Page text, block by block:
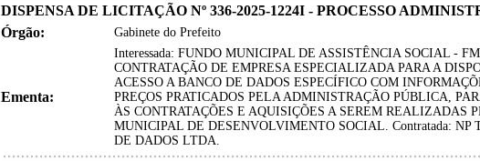
DISPENSA DE LICITAÇÃO Nº 336-2025-1224I - PROCESSO
Órgão:
Gabinete do Prefeito
Ementa:
Interessada: FUNDO MUNICIPAL DE ASSISTÊNCIA SOCIAL -
CONTRATAÇÃO DE EMPRESA ESPECIALIZADA PARA A
ACESSO A BANCO DE DADOS ESPECÍFICO COM
PREÇOS PRATICADOS PELA ADMINISTRAÇÃO PÚBLICA,
ÀS CONTRATAÇÕES E AQUISIÇÕES A SEREM REALIZADAS
MUNICIPAL DE DESENVOLVIMENTO SOCIAL. Contratada: NP
DE DADOS LTDA.